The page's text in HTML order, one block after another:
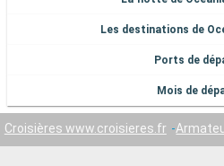
Les destinations de
Ports de
Mois de
Croisières www.croisieres.fr